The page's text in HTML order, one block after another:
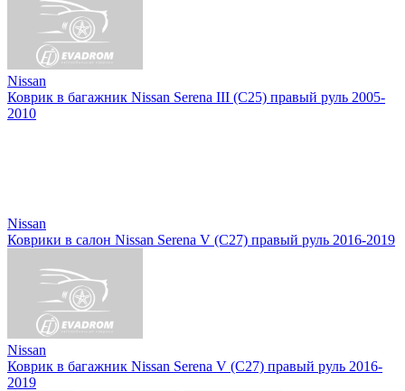
Nissan
Коврик в багажник Nissan Serena III (C25) правый руль 2005-
2010
Nissan
Коврики в салон Nissan Serena V (C27) правый руль 2016-2019
Nissan
Коврик в багажник Nissan Serena V (C27) правый руль 2016-
2019